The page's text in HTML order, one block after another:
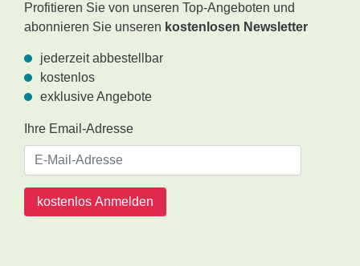
Profitieren Sie von unseren Top-Angeboten und
abonnieren Sie unseren kostenlosen Newsletter
jederzeit abbestellbar
kostenlos
exklusive Angebote
Ihre Email-Adresse
kostenlos Anmelden